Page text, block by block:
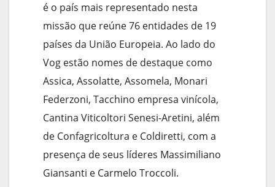
é o país mais representado nesta
missão que reúne 76 entidades de 19
países da União Europeia. Ao lado do
Vog estão nomes de destaque como
Assica, Assolatte, Assomela, Monari
Federzoni, Tacchino empresa vinícola,
Cantina Viticoltori Senesi-Aretini, além
de Confagricoltura e Coldiretti, com a
presença de seus líderes Massimiliano
Giansanti e Carmelo Troccoli.